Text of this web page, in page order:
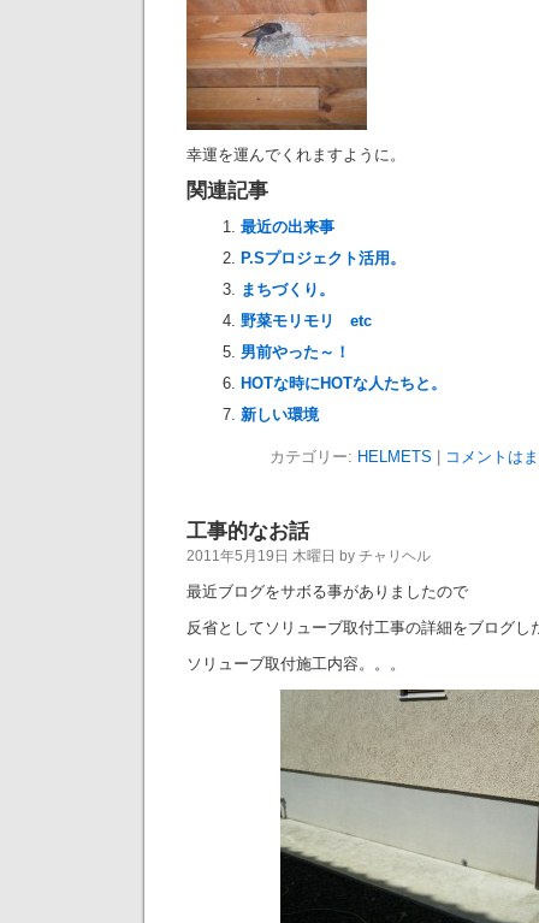
幸運を運んでくれますように。
関連記事
最近の出来事
P.Sプロジェクト活用。
まちづくり。
野菜モリモリ etc
男前やった～！
HOTな時にHOTな人たちと。
新しい環境
カテゴリー: HELMETS コメントは
工事的なお話
2011年5月19日 木曜日 by チャリヘル
最近ブログをサボる事がありましたので
反省としてソリューブ取付工事の詳細をブログし
ソリューブ取付施工内容。。。